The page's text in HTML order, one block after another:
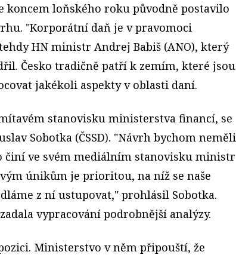
koncem loňského roku původně postavilo
"Korporátní daň je v pravomoci
HN ministr Andrej Babiš (ANO), který
Česko tradičně patří k zemím, které jsou
jakékoli aspekty v oblasti daní.
stanovisku ministerstva financí, se
Sobotka (ČSSD). "Návrh bychom neměli
činí ve svém mediálním stanovisku ministr
únikům je prioritou, na níž se naše
z ní ustupovat," prohlásil Sobotka.
vypracování podrobnější analýzy.
Ministerstvo v něm připouští, že